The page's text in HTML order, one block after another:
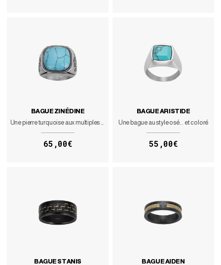
BAGUE ZINÉDINE
Une pierre turquoise aux multiples vertus
65,00€
BAGUE ARISTIDE
Une bague au style osé... et coloré
55,00€
BAGUE STANIS
BAGUE AIDEN